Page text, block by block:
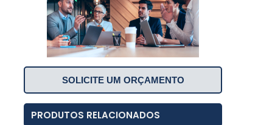
SOLICITE UM ORÇAMENTO
PRODUTOS RELACIONADOS